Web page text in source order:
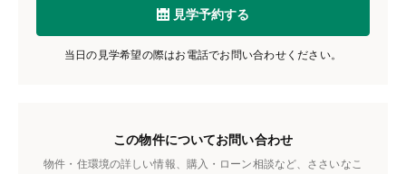
見学予約する
当日の見学希望の際はお電話でお問い合わせください。
この物件についてお問い合わせ
物件・住環境の詳しい情報、購入・ローン相談など、ささいなこ